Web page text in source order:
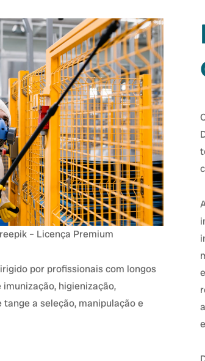
– Licença Premium
por profissionais com longos
higienização,
a seleção, manipulação e